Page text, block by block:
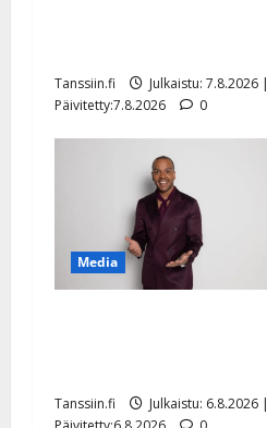
Tanssiin.fi
Julkaistu: 7.8.2026 |
Päivitetty:7.8.2026
0
Media
Tanssiin.fi
Julkaistu: 6.8.2026 |